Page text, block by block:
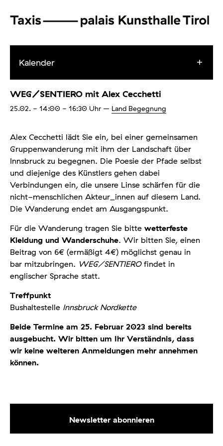
Kalender
WEG/SENTIERO mit Alex Cecchetti
25.02. - 14:00 - 16:30 Uhr – Land Begegnung
Alex Cecchetti lädt Sie ein, bei einer gemeinsamen
Gruppenwanderung mit ihm der Landschaft über
Innsbruck zu begegnen. Die Poesie der Pfade selbst
und diejenige des Künstlers gehen dabei
Verbindungen ein, die unsere Linse schärfen für die
nicht-menschlichen Akteur_innen auf diesem Land.
Die Wanderung endet am Ausgangspunkt.
Für die Wanderung tragen Sie bitte wetterfeste
Kleidung und Wanderschuhe. Wir bitten Sie, einen
Beitrag von 6€ (ermäßigt 4€) möglichst genau in
bar mitzubringen. WEG/SENTIEROfindet in
englischer Sprache statt.
Treffpunkt
Bushaltestelle Innsbruck Nordkette
Beide Termine am 25. Februar 2023 sind bereits
ausgebucht. Wir bitten um Ihr Verständnis, dass
wir keine weiteren Anmeldungen mehr annehmen
können.